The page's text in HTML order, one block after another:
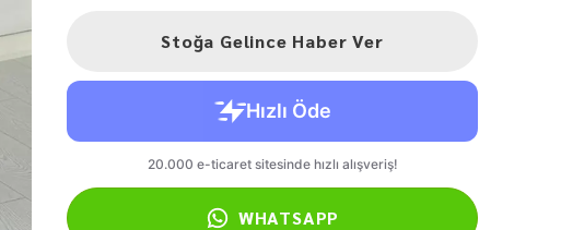
Stoğa Gelince Haber Ver
WHATSAPP